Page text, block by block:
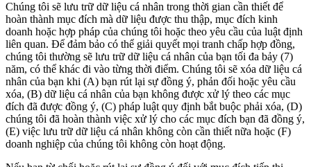
Chúng tôi sẽ lưu trữ dữ liệu cá nhân trong thời gian cần thiết để
hoàn thành mục đích mà dữ liệu được thu thập, mục đích kinh
doanh hoặc hợp pháp của chúng tôi hoặc theo yêu cầu của luật định
liên quan. Để đảm bảo có thể giải quyết mọi tranh chấp hợp đồng,
chúng tôi thường sẽ lưu trữ dữ liệu cá nhân của bạn tối đa bảy (7)
năm, có thể khác đi vào từng thời điểm. Chúng tôi sẽ xóa dữ liệu cá
nhân của bạn khi (A) bạn rút lại sự đồng ý, phản đối hoặc yêu cầu
xóa, (B) dữ liệu cá nhân của bạn không được xử lý theo các mục
đích đã được đồng ý, (C) pháp luật quy định bắt buộc phải xóa, (D)
chúng tôi đã hoàn thành việc xử lý cho các mục đích bạn đã đồng ý,
(E) việc lưu trữ dữ liệu cá nhân không còn cần thiết nữa hoặc (F)
doanh nghiệp của chúng tôi không còn hoạt động.